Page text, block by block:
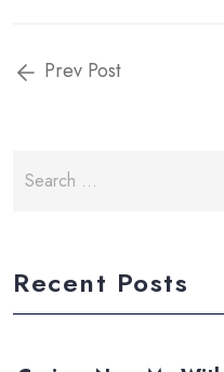
Prev Post
for:
Recent Posts